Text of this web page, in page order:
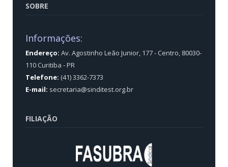
SOBRE
Informações:
Endereço: Av. Agostinho Leão Junior, 177 - Centro, 80030-
110 Curitiba - PR
Telefone: (41) 3362-7373
E-mail: secretaria@sinditest.org.br
FILIAÇÃO